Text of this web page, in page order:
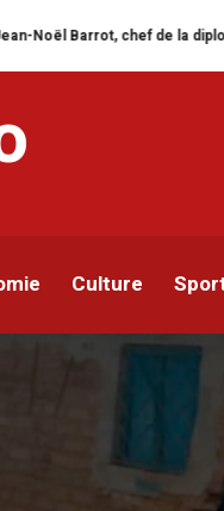
de la diplomatie française en
Culture